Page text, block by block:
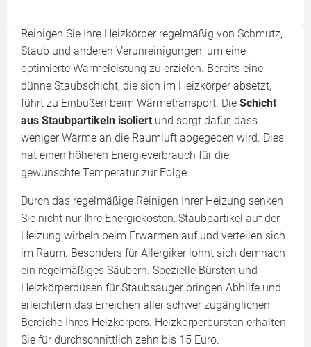
Reinigen Sie Ihre Heizkörper regelmäßig von Schmutz,
Staub und anderen Verunreinigungen, um eine
optimierte Wärmeleistung zu erzielen. Bereits eine
dünne Staubschicht, die sich im Heizkörper absetzt,
führt zu Einbußen beim Wärmetransport. Die Schicht
aus Staubpartikeln isoliert und sorgt dafür, dass
weniger Wärme an die Raumluft abgegeben wird. Dies
hat einen höheren Energieverbrauch für die
gewünschte Temperatur zur Folge.
Durch das regelmäßige Reinigen Ihrer Heizung senken
Sie nicht nur Ihre Energiekosten: Staubpartikel auf der
Heizung wirbeln beim Erwärmen auf und verteilen sich
im Raum. Besonders für Allergiker lohnt sich demnach
ein regelmäßiges Säubern. Spezielle Bürsten und
Heizkörperdüsen für Staubsauger bringen Abhilfe und
erleichtern das Erreichen aller schwer zugänglichen
Bereiche Ihres Heizkörpers. Heizkörperbürsten erhalten
Sie für durchschnittlich zehn bis 15 Euro.